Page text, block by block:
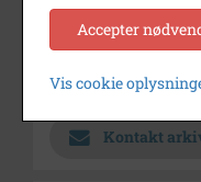
Fotograf
Kontakt
Accepter
Vis cookie